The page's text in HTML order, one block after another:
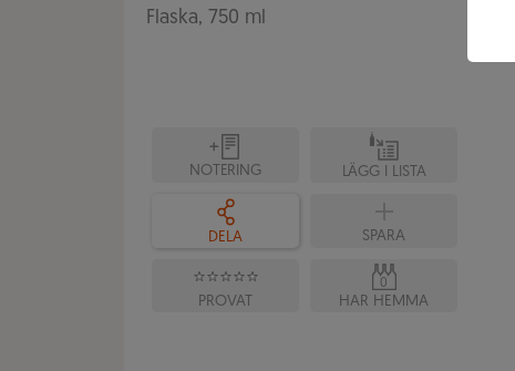
Flaska, 750 ml
NOTERING LÄGG I LISTA
DELA SPARA
PROVAT
0
HAR HEMMA